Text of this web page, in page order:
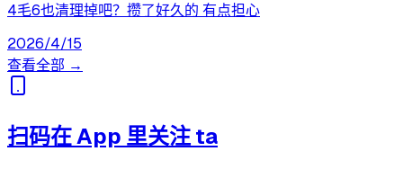
4毛6也清理掉吧？攒了好久的 有点担心
2026/4/15
查看全部 →
扫码在 App 里关注 ta